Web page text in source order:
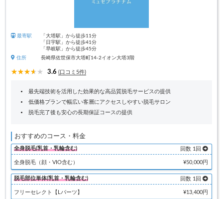
最寄駅
「大塔駅」から徒歩11分
「日宇駅」から徒歩41分
「早岐駅」から徒歩45分
住所
長崎県佐世保市大塔町14-2イオン大塔3階
3.6 (口コミ5件)
最先端技術を活用した効果的な高品質脱毛サービスの提供
低価格プランで幅広い客層にアクセスしやすい脱毛サロン
脱毛完了後も安心の長期保証コースの提供
おすすめのコース・料金
全身脱毛(乳首・乳輪含む) 回数 1回
全身脱毛（顔・VIO含む） ¥50,000円
脱毛部位単体(乳首・乳輪含む) 回数 1回
フリーセレクト【Lパーツ】 ¥13,400円